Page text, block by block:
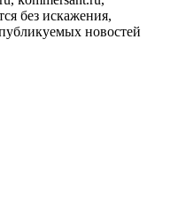
без искажения,
публикуемых новостей